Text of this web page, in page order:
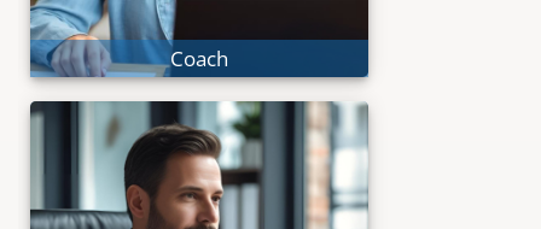
Coach
Methodische Tiefe
CAI
®
Leader